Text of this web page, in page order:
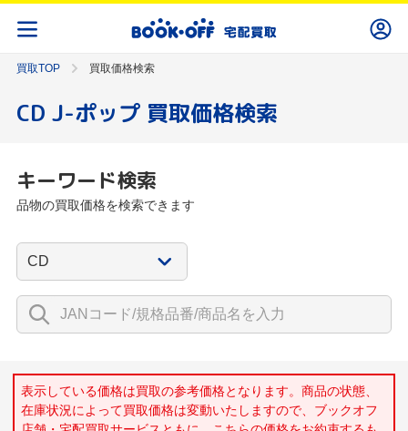
買取TOP 買取価格検索
CD J-ポップ 買取価格検索
キーワード検索
品物の買取価格を検索できます
表示している価格は買取の参考価格となります。商品の状態、
在庫状況によって買取価格は変動いたしますので、ブックオフ